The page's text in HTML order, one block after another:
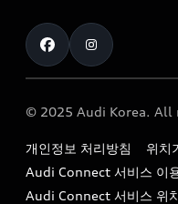
The new Audi A6 Taste
내비게이션 데이터 다운로드
아우디 영상 매뉴얼
서비스 센터
Formula 1
Audi Story
아우디코리아 소식
아우디코리아 소개
아우디 스토리
통신판매업신고번호 :
대표자명 : 틸 셰어
딩)
이메일 : audi_m@audi-
© 2025 Audi Korea. All
개인정보 처리방침
위치
Audi Connect 서비스 이
Audi Connect 서비스 위